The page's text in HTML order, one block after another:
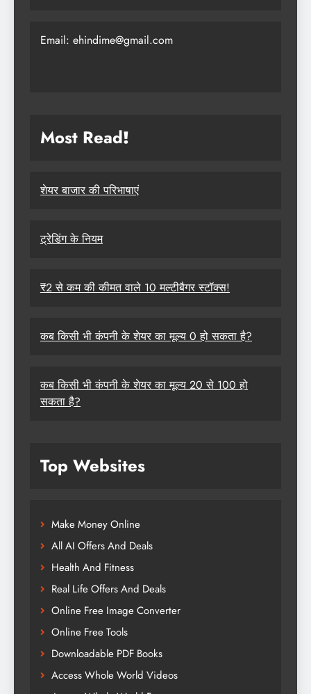
Email: ehindime@gmail.com
Most Read!
शेयर बाजार की परिभाषाएं
ट्रेडिंग के नियम
₹2 से कम की कीमत वाले 10 मल्टीबैगर स्टॉक्स!
कब किसी भी कंपनी के शेयर का मूल्य 0 हो सकता है?
कब किसी भी कंपनी के शेयर का मूल्य 20 से 100 हो
सकता है?
Top Websites
Make Money Online
All AI Offers And Deals
Health And Fitness
Real Life Offers And Deals
Online Free Image Converter
Online Free Tools
Downloadable PDF Books
Access Whole World Videos